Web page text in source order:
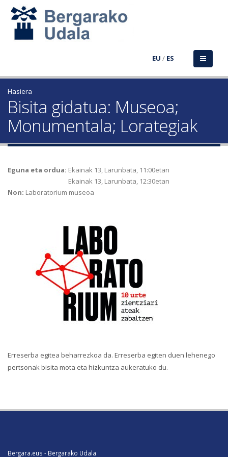
EU / ES
Hasiera
Bisita gidatua: Museoa;
Monumentala; Lorategiak
Eguna eta ordua: Ekainak 13, Larunbata, 11:00etan
Ekainak 13, Larunbata, 12:30etan
Non: Laboratorium museoa
Erreserba egitea beharrezkoa da. Erreserba egiten duen lehenego
pertsonak bisita mota eta hizkuntza aukeratuko du.
Bergara.eus - Bergarako Udala